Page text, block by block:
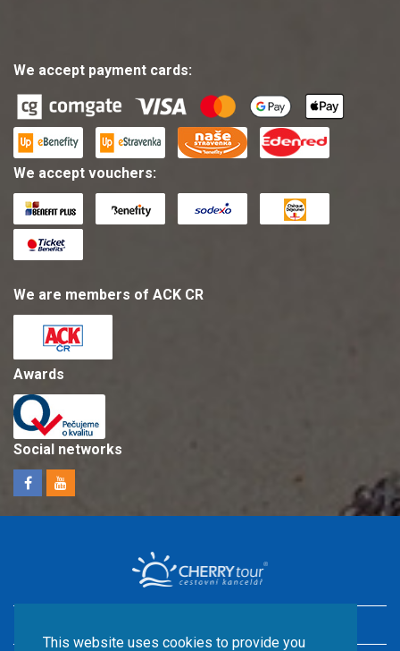
This website uses cookies to provide you
We accept payment cards:
We accept vouchers:
We are members of ACK CR
Awards
Social networks